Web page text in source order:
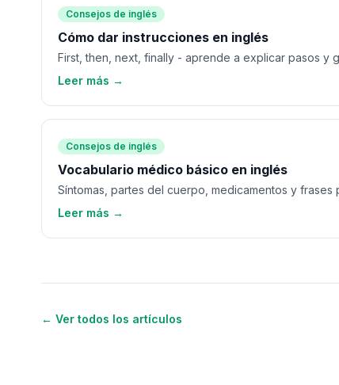
Consejos de inglés
Cómo dar instrucciones en inglés
First, then, next, finally - aprende a explicar pasos y
Leer más →
Consejos de inglés
Vocabulario médico básico en inglés
Síntomas, partes del cuerpo, medicamentos y
Leer más →
← Ver todos los artículos